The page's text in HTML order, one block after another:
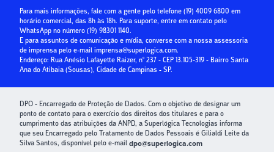
Crédito para Condomínios
Paybox
Para mais informações, fale com a gente pelo telefone (19) 4009 6800 em
horário comercial, das 8h às 18h. Para suporte, entre em contato pelo
WhatsApp no número (19) 98301 1140.
E para assuntos de comunicação e mídia, converse com a nossa assessoria
de imprensa pelo e-mail imprensa@superlogica.com.
Endereço: Rua Anésio Lafayette Raizer, nº 237 - CEP 13.105-319 - Bairro Santa
Ana do Atibaia (Sousas), Cidade de Campinas - SP.
DPO - Encarregado de Proteção de Dados. Com o objetivo de designar um
ponto de contato para o exercício dos direitos dos titulares e para o
cumprimento das atribuições da ANPD, a Superlógica Tecnologias informa
que seu Encarregado pelo Tratamento de Dados Pessoais é Gilialdi Leite da
Silva Santos, disponível pelo e-mail dpo@superlogica.com